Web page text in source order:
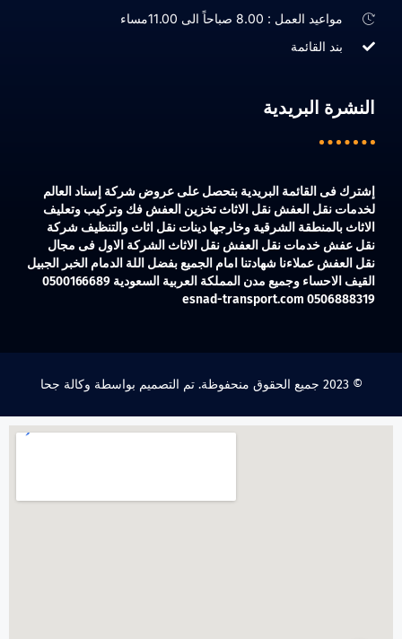
مواعيد العمل : 8.00 صباحاً الى 11.00مساء
بند القائمة
النشرة البريدية
إشترك فى القائمة البريدية بتحصل على عروض شركة إسناد العالم
لخدمات نقل العفش نقل الاثاث تخزين العفش فك وتركيب وتعليف
الاثاث بالمنطقة الشرقية وخارجها دينات نقل اثاث والتنظيف شركة
نقل عفش خدمات نقل العفش نقل الاثاث الشركة الاول فى مجال
نقل العفش عملاءنا شهادتنا امام الجميع بفضل اللة الدمام الخبر الجبيل
القيف الاحساء وجميع مدن المملكة العربية السعودية 0500166689
0506888319 esnad-transport.com
© 2023 جميع الحقوق منحفوظة. تم التصميم بواسطة وكالة جحا